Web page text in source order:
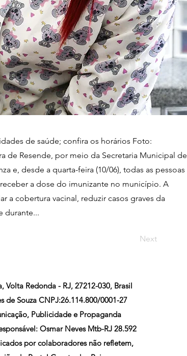
de saúde; confira os horários Foto:
de Resende, por meio da Secretaria Municipal de
e, desde a quarta-feira (10/06), todas as pessoas
a dose do imunizante no município. A
cobertura vacinal, reduzir casos graves da
durante...
Next
Volta Redonda - RJ, 27212-030, Brasil
de Souza CNPJ:26.114.800/0001-27
Publicidade e Propaganda
Osmar Neves Mtb-RJ 28.592
por colaboradores não refletem,